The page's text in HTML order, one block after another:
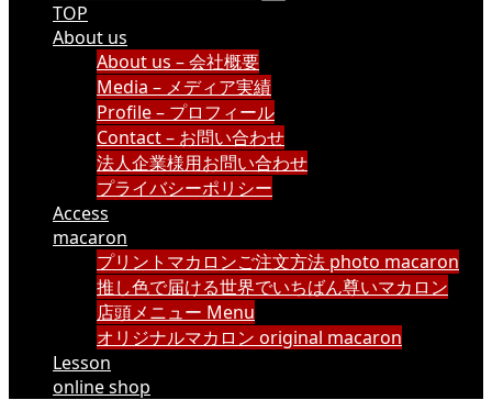
TOP
About us
About us – 会社概要
Media – メディア実績
Profile – プロフィール
Contact – お問い合わせ
法人企業様用お問い合わせ
プライバシーポリシー
Access
macaron
プリントマカロンご注文方法 photo macaron
推し色で届ける世界でいちばん尊いマカロン
店頭メニュー Menu
オリジナルマカロン original macaron
Lesson
online shop